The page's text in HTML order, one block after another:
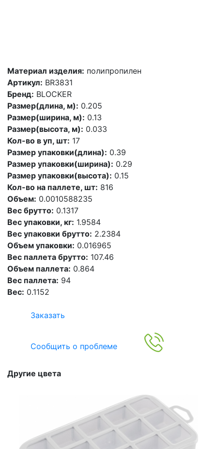
Материал изделия: полипропилен
Артикул: BR3831
Бренд: BLOCKER
Размер(длина, м): 0.205
Размер(ширина, м): 0.13
Размер(высота, м): 0.033
Кол-во в уп, шт: 17
Размер упаковки(длина): 0.39
Размер упаковки(ширина): 0.29
Размер упаковки(высота): 0.15
Кол-во на паллете, шт: 816
Объем: 0.0010588235
Вес брутто: 0.1317
Вес упаковки, кг: 1.9584
Вес упаковки брутто: 2.2384
Объем упаковки: 0.016965
Вес паллета брутто: 107.46
Объем паллета: 0.864
Вес паллета: 94
Вес: 0.1152
Заказать
Сообщить о проблеме
Другие цвета